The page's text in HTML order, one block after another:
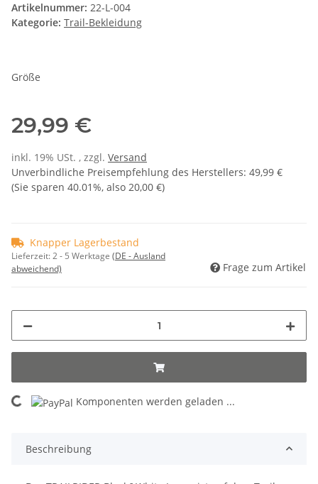
Artikelnummer: 22-L-004
Kategorie: Trail-Bekleidung
Größe
29,99 €
inkl. 19% USt. , zzgl. Versand
Unverbindliche Preisempfehlung des Herstellers: 49,99 €
(Sie sparen 40.01%, also 20,00 €)
Knapper Lagerbestand
Lieferzeit:2 - 5 Werktage (DE - Ausland
abweichend)
Frage zum Artikel
Loading... Komponenten werden geladen ...
Beschreibung